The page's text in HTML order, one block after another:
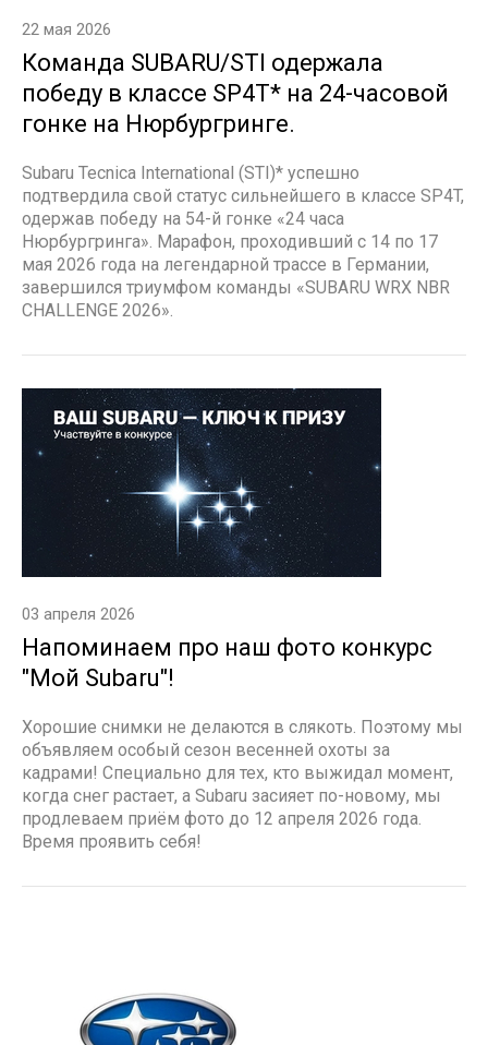
22 мая 2026
Команда SUBARU/STI одержала
победу в классе SP4T* на 24-часовой
гонке на Нюрбургринге.
Subaru Tecnica International (STI)* успешно
подтвердила свой статус сильнейшего в классе SP4T,
одержав победу на 54-й гонке «24 часа
Нюрбургринга». Марафон, проходивший с 14 по 17
мая 2026 года на легендарной трассе в Германии,
завершился триумфом команды «SUBARU WRX NBR
CHALLENGE 2026».
03 апреля 2026
Напоминаем про наш фото конкурс
"Мой Subaru"!
Хорошие снимки не делаются в слякоть. Поэтому мы
объявляем особый сезон весенней охоты за
кадрами! Специально для тех, кто выжидал момент,
когда снег растает, а Subaru засияет по-новому, мы
продлеваем приём фото до 12 апреля 2026 года.
Время проявить себя!